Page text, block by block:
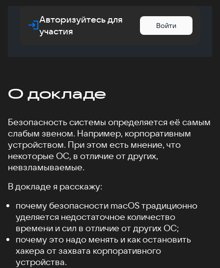
Авторизуйтесь для
участия
Войти
О докладе
Безопасность системы определяется её самым
слабым звеном. Например, корпоративным
устройством. При этом есть мнение, что
некоторые ОС, в отличие от других,
невзламываемые.
В докладе я расскажу:
почему безопасности macOS традиционно
уделяется недостаточное количество
времени и сил в отличие от других ОС;
почему это надо менять и как остановить
хакера от захвата корпоративного
устройства.